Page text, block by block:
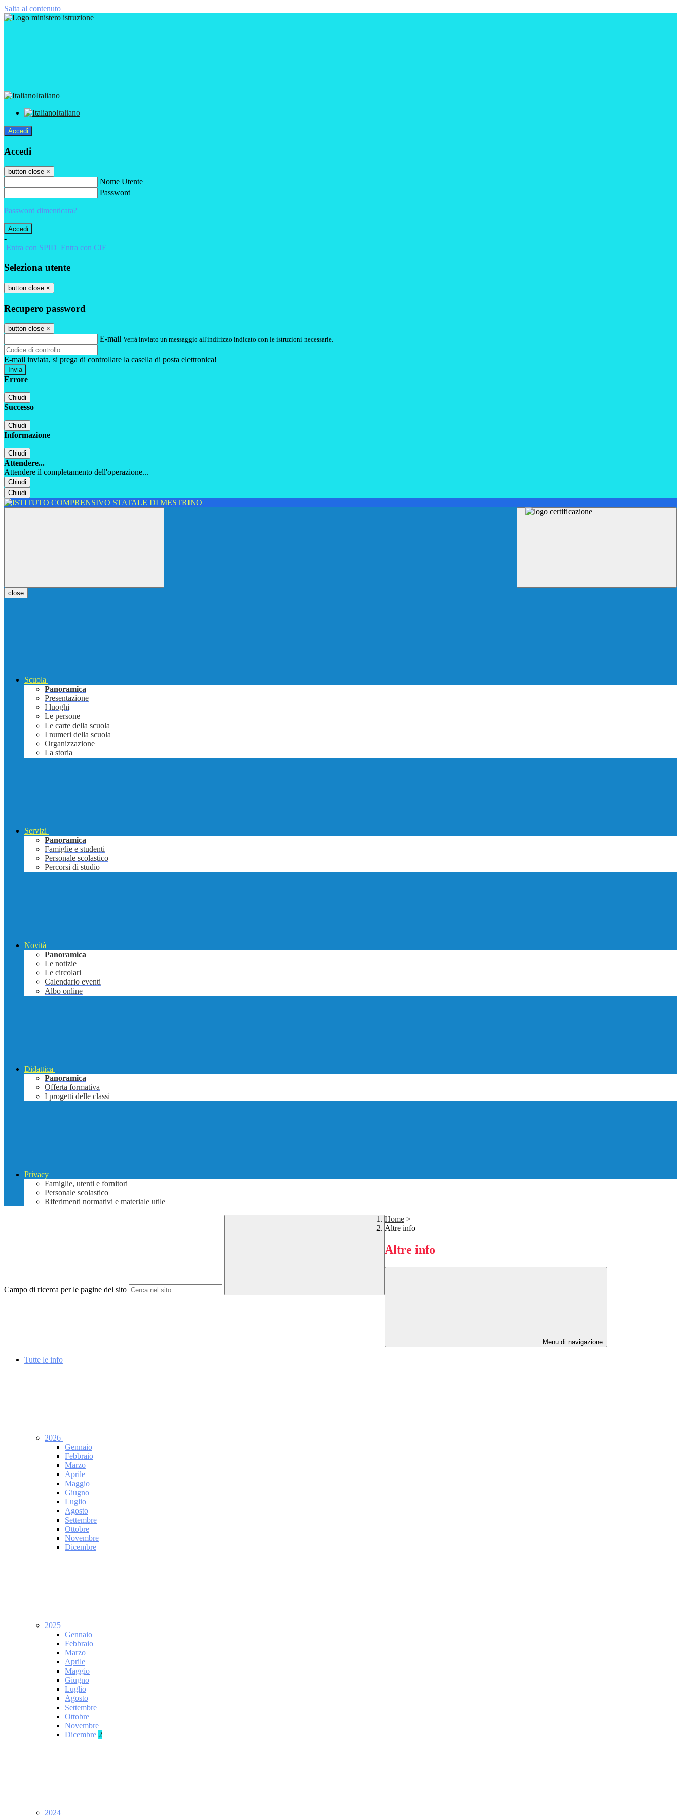
Salta al contenuto
Italiano
Italiano
Accedi
Accedi
button close ×
Nome Utente
Password
Password dimenticata?
-
Entra con SPID Entra con CIE
Seleziona utente
button close ×
Recupero password
button close ×
E-mail Verrà inviato un messaggio all'indirizzo indicato con le istruzioni necessarie.
E-mail inviata, si prega di controllare la casella di posta elettronica!
Errore
Chiudi
Successo
Chiudi
Informazione
Chiudi
Attendere...
Attendere il completamento dell'operazione...
Chiudi
Chiudi
close
Scuola
Panoramica
Presentazione
I luoghi
Le persone
Le carte della scuola
I numeri della scuola
Organizzazione
La storia
Servizi
Panoramica
Famiglie e studenti
Personale scolastico
Percorsi di studio
Novità
Panoramica
Le notizie
Le circolari
Calendario eventi
Albo online
Didattica
Panoramica
Offerta formativa
I progetti delle classi
Privacy
Famiglie, utenti e fornitori
Personale scolastico
Riferimenti normativi e materiale utile
Campo di ricerca per le pagine del sito
Home >
Altre info
Altre info
Menu di navigazione
Tutte le info
2026
Gennaio
Febbraio
Marzo
Aprile
Maggio
Giugno
Luglio
Agosto
Settembre
Ottobre
Novembre
Dicembre
2025
Gennaio
Febbraio
Marzo
Aprile
Maggio
Giugno
Luglio
Agosto
Settembre
Ottobre
Novembre
Dicembre 2
2024